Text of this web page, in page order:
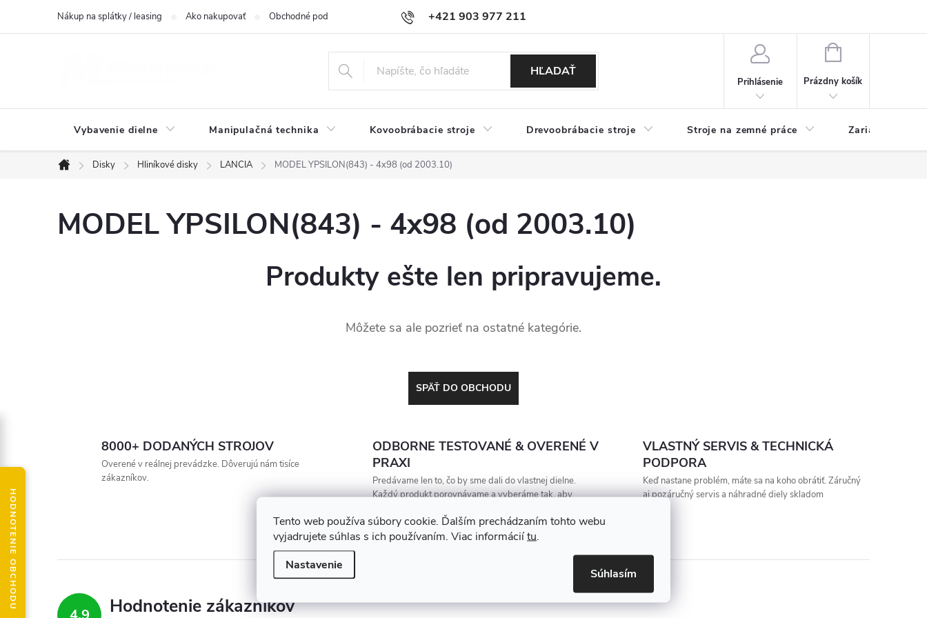
Tento web používa súbory cookie. Ďalším prechádzaním tohto webu
vyjadrujete súhlas s ich používaním. Viac informáciítu.
Nastavenie
Súhlasím
+421 903 977 211
Nákup na splátky / leasing Ako nakupovať Obchodné podmienky Podmienky ochrany osobných údajov
HĽADAŤ
Prihlásenie
NÁKUPNÝ
Prázdny košík
Vybavenie dielne Manipulačná technika Kovoobrábacie stroje Drevoobrábacie stroje Stroje na zemné práce Zariadenia na
Domov
Disky Hliníkové disky LANCIA MODEL YPSILON(843) - 4x98 (od 2003.10)
MODEL YPSILON(843) - 4x98 (od 2003.10)
Produkty ešte len pripravujeme.
Môžete sa ale pozrieť na ostatné kategórie.
SPÄŤ DO OBCHODU
8000+ DODANÝCH STROJOV
Overené v reálnej prevádzke. Dôverujú nám tisíce
zákazníkov.
ODBORNE TESTOVANÉ & OVERENÉ V
PRAXI
Predávame len to, čo by sme dali do vlastnej dielne.
Každý produkt porovnávame a vyberáme tak, aby
VLASTNÝ SERVIS & TECHNICKÁ
PODPORA
Keď nastane problém, máte sa na koho obrátiť. Záručný
aj pozáručný servis a náhradné diely skladom
Hodnotenie zákazníkov
HODNOTENIE OBCHODU